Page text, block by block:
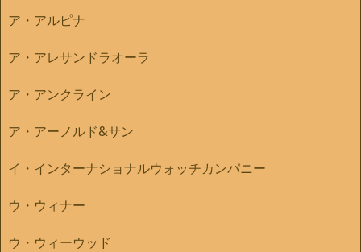
ア・アルピナ
ア・アレサンドラオーラ
ア・アンクライン
ア・アーノルド&サン
イ・インターナショナルウォッチカンパニー
ウ・ウィナー
ウ・ウィーウッド